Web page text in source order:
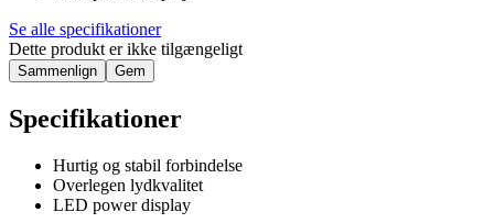
Se alle specifikationer
Dette produkt er ikke tilgængeligt
Sammenlign Gem
Specifikationer
Hurtig og stabil forbindelse
Overlegen lydkvalitet
LED power display